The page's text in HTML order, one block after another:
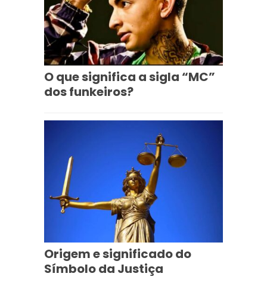
O que significa a sigla “MC”
dos funkeiros?
Origem e significado do
Símbolo da Justiça